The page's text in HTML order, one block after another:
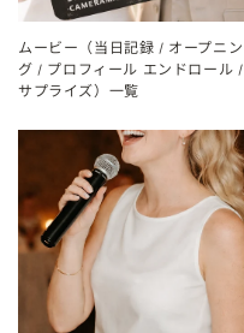
ムービー（当日記録 / オープニン
グ / プロフィール エンドロール /
サプライズ）一覧